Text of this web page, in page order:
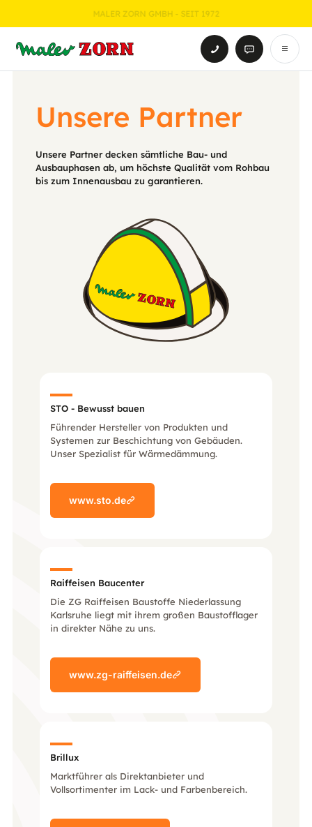
DEN EINZIGEN ZORN, DEN SIE HABEN SOLLTEN!
Unsere Partner
Unsere Partner decken sämtliche Bau- und
Ausbauphasen ab, um höchste Qualität vom Rohbau
bis zum Innenausbau zu garantieren.
STO - Bewusst bauen
Führender Hersteller von Produkten und
Systemen zur Beschichtung von Gebäuden.
Unser Spezialist für Wärmedämmung.
www.sto.de
Raiffeisen Baucenter
Die ZG Raiffeisen Baustoffe Niederlassung
Karlsruhe liegt mit ihrem großen Baustofflager
in direkter Nähe zu uns.
www.zg-raiffeisen.de
Brillux
Marktführer als Direktanbieter und
Vollsortimenter im Lack- und Farbenbereich.